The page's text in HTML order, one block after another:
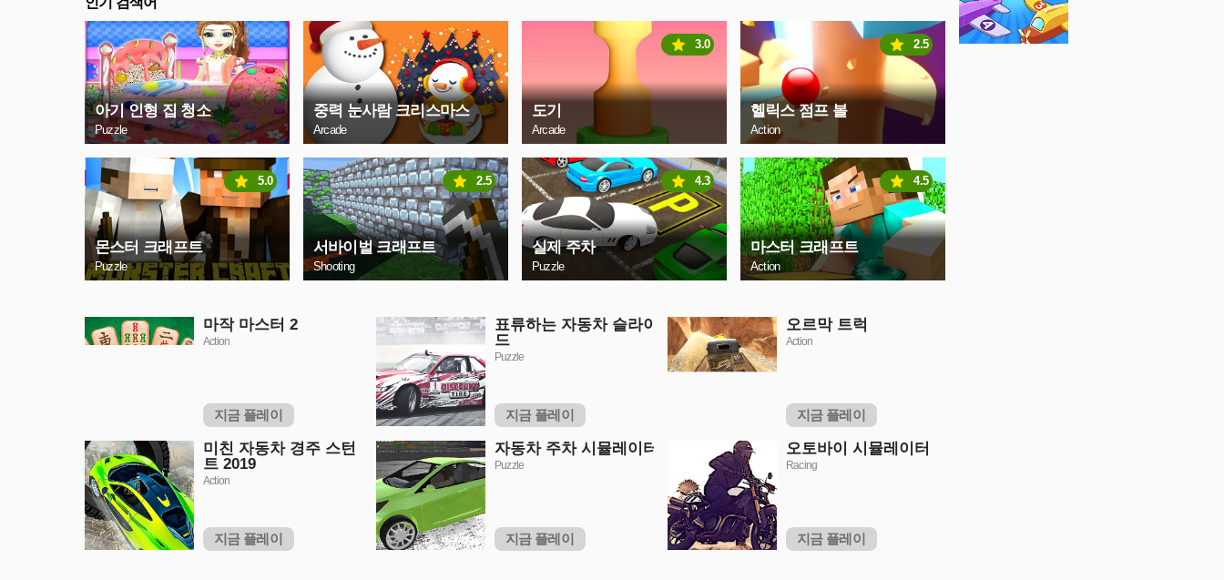
아기 인형 집 청소
Puzzle
중력 눈사람 크리스마스
Arcade
도기
Arcade
3.0
헬릭스 점프 볼
Action
2.5
몬스터 크래프트
Puzzle
5.0
서바이벌 크래프트
Shooting
2.5
실제 주차
Puzzle
4.3
마스터 크래프트
Action
4.5
마작 마스터 2
Action
지금 플레이
표류하는 자동차 슬라이
드
Puzzle
지금 플레이
오르막 트럭
Action
지금 플레이
미친 자동차 경주 스턴
트 2019
Action
지금 플레이
자동차 주차 시뮬레이터
Puzzle
지금 플레이
오토바이 시뮬레이터
Racing
지금 플레이